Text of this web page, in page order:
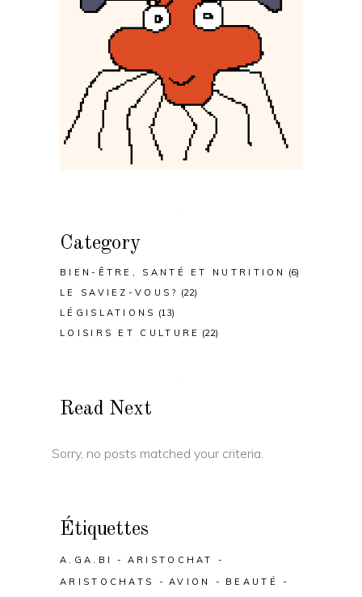
Category
BIEN-ÊTRE, SANTÉ ET NUTRITION
(6)
LE SAVIEZ-VOUS? (22)
LÉGISLATIONS (13)
LOISIRS ET CULTURE (22)
Read Next
Sorry, no posts matched your criteria.
Étiquettes
A.GA.BI
ARISTOCHAT
ARISTOCHATS
AVION
BEAUTÉ